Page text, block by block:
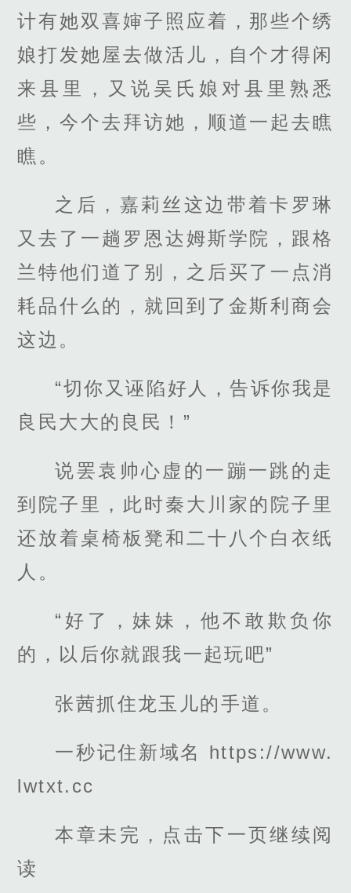
计有她双喜婶子照应着，那些个绣
娘打发她屋去做活儿，自个才得闲
来县里，又说吴氏娘对县里熟悉
些，今个去拜访她，顺道一起去瞧
瞧。
之后，嘉莉丝这边带着卡罗琳
又去了一趟罗恩达姆斯学院，跟格
兰特他们道了别，之后买了一点消
耗品什么的，就回到了金斯利商会
这边。
“切你又诬陷好人，告诉你我是
良民大大的良民！”
说罢袁帅心虚的一蹦一跳的走
到院子里，此时秦大川家的院子里
还放着桌椅板凳和二十八个白衣纸
人。
“好了，妹妹，他不敢欺负你
的，以后你就跟我一起玩吧”
张茜抓住龙玉儿的手道。
一秒记住新域名 https://www.
lwtxt.cc
本章未完，点击下一页继续阅
读